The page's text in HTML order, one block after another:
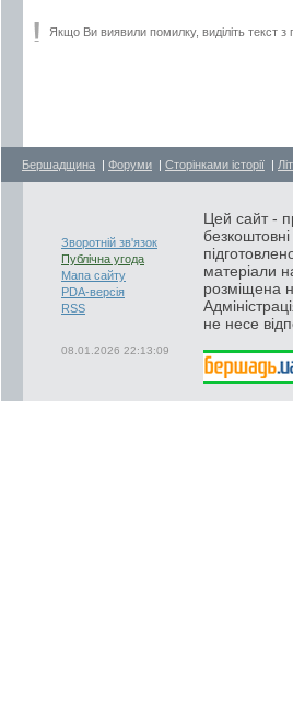
Якщо Ви виявили помилку, виділіть текст
Бершадщина | Форуми | Сторінками історії |
Зворотній зв'язок
Публічна угода
Мапа сайту
PDA-версія
RSS
08.01.2026 22:13:09
Цей сайт -
матеріали
розміщена
не несе